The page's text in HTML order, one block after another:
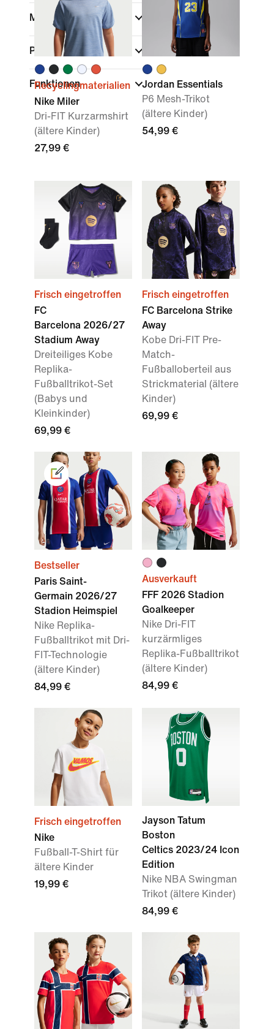
Marke
Passform
Funktionen
Recyclingmaterialien
Nike Miler
Dri-FIT Kurzarmshirt
(ältere Kinder)
27,99 €
Jordan Essentials
P6 Mesh-Trikot
(ältere Kinder)
54,99 €
Frisch eingetroffen
FC
Barcelona 2026/27
Stadium Away
Dreiteiliges Kobe
Replika-
Fußballtrikot-Set
(Babys und
Kleinkinder)
69,99 €
Frisch eingetroffen
FC Barcelona Strike
Away
Kobe Dri-FIT Pre-
Match-
Fußballoberteil aus
Strickmaterial (ältere
Kinder)
69,99 €
Bestseller
Paris Saint-
Germain 2026/27
Stadion Heimspiel
Nike Replika-
Fußballtrikot mit Dri-
FIT-Technologie
(ältere Kinder)
84,99 €
Ausverkauft
FFF 2026 Stadion
Goalkeeper
Nike Dri-FIT
kurzärmliges
Replika-Fußballtrikot
(ältere Kinder)
84,99 €
Frisch eingetroffen
Nike
Fußball-T-Shirt für
ältere Kinder
19,99 €
Jayson Tatum
Boston
Celtics 2023/24 Icon
Edition
Nike NBA Swingman
Trikot (ältere Kinder)
84,99 €